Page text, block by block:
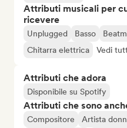
Attributi musicali per
ricevere
Unplugged Basso
Chitarra elettrica
Vedi
Attributi che adora
Disponibile su Spotify
Attributi che sono
Compositore Artista